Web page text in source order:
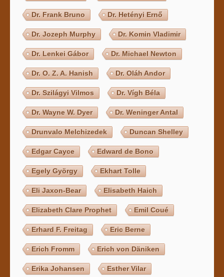
Dr. Frank Bruno Dr. Hetényi Ernő
Dr. Jozeph Murphy Dr. Komin Vladimir
Dr. Lenkei Gábor Dr. Michael Newton
Dr. O. Z. A. Hanish Dr. Oláh Andor
Dr. Szilágyi Vilmos Dr. Vígh Béla
Dr. Wayne W. Dyer Dr. Weninger Antal
Drunvalo Melchizedek Duncan Shelley
Edgar Cayce Edward de Bono
Egely György Ekhart Tolle
Eli Jaxon-Bear Elisabeth Haich
Elizabeth Clare Prophet Emil Coué
Erhard F. Freitag Eric Berne
Erich Fromm Erich von Däniken
Erika Johansen Esther Vilar